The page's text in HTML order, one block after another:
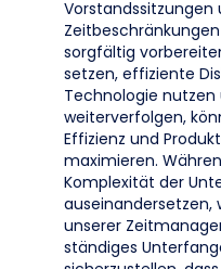
Vorstandssitzungen
sorgfältig
setzen, effiziente
Technologie
weiterverfolgen,
Effizienz und
maximieren.
Komplexität der
auseinandersetzen,
unserer
ständiges